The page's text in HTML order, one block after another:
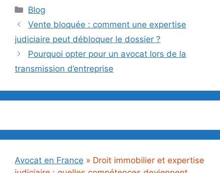
Catégories
Blog
Vente bloquée : comment une expertise
judiciaire peut débloquer le dossier ?
Pourquoi opter pour un avocat lors de la
transmission d’entreprise
Avocat en France » Droit immobilier et expertise